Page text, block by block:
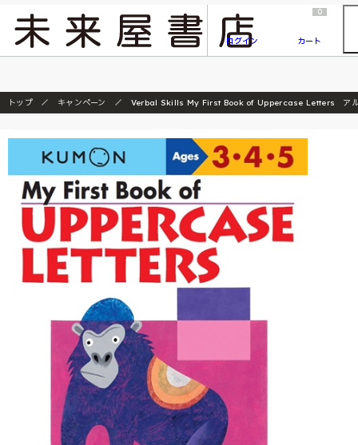
『ONE PIECE magazine 021 ONE PIECEカード付き同梱版』発売延期のご案内
ログイン
0
カート
トップ キャンペーン Verbal Skills My First Book of Uppercase Letters アル